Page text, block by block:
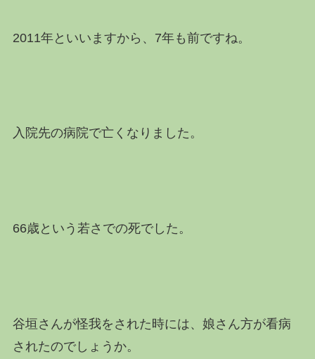
2011年といいますから、7年も前ですね。
入院先の病院で亡くなりました。
66歳という若さでの死でした。
谷垣さんが怪我をされた時には、娘さん方が看病
されたのでしょうか。